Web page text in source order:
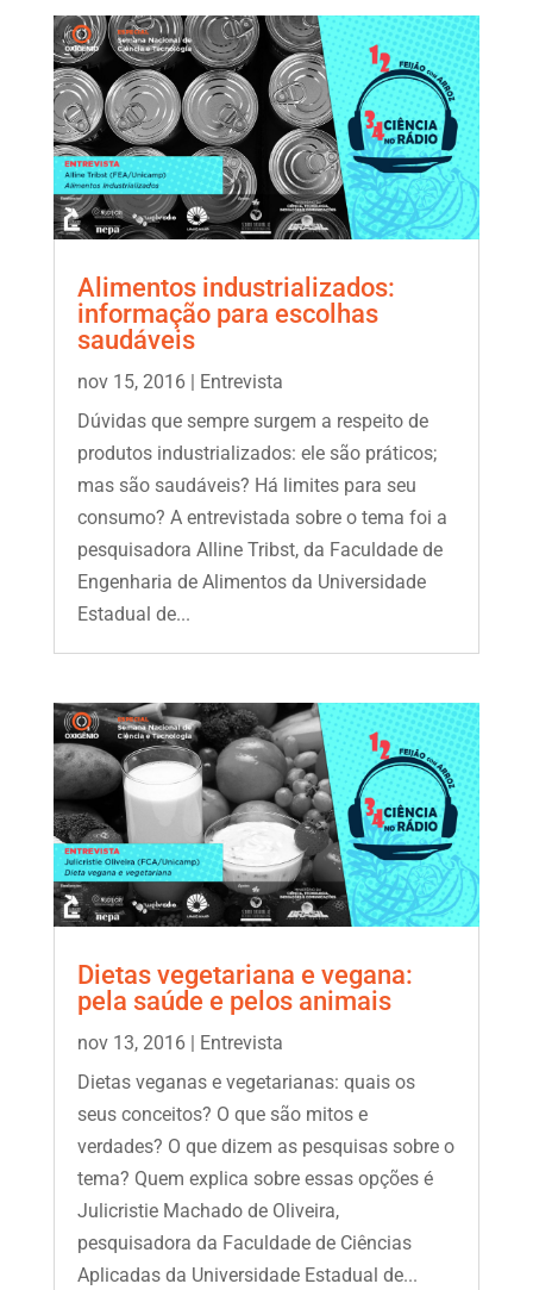
Alimentos industrializados:
informação para escolhas
saudáveis
nov 15, 2016| Entrevista
Dúvidas que sempre surgem a respeito de
produtos industrializados: ele são práticos;
mas são saudáveis? Há limites para seu
consumo? A entrevistada sobre o tema foi a
pesquisadora Alline Tribst, da Faculdade de
Engenharia de Alimentos da Universidade
Estadual de...
Dietas vegetariana e vegana:
pela saúde e pelos animais
nov 13, 2016|
Entrevista
Dietas veganas e vegetarianas: quais os
seus conceitos? O que são mitos e
verdades? O que dizem as pesquisas sobre o
tema? Quem explica sobre essas opções é
Julicristie Machado de Oliveira,
pesquisadora da Faculdade de Ciências
Aplicadas da Universidade Estadual de...